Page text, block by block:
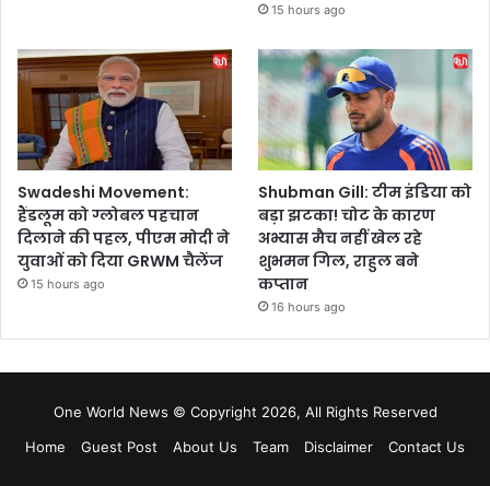
15 hours ago
Swadeshi Movement:
हैंडलूम को ग्लोबल पहचान
दिलाने की पहल, पीएम मोदी ने
युवाओं को दिया GRWM चैलेंज
15 hours ago
Shubman Gill: टीम इंडिया को
बड़ा झटका! चोट के कारण
अभ्यास मैच नहीं खेल रहे
शुभमन गिल, राहुल बने
कप्तान
16 hours ago
One World News © Copyright 2026, All Rights Reserved
Home
Guest Post About Us Team Disclaimer Contact Us